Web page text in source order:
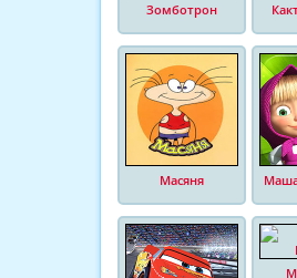
Зомботрон
Масяня